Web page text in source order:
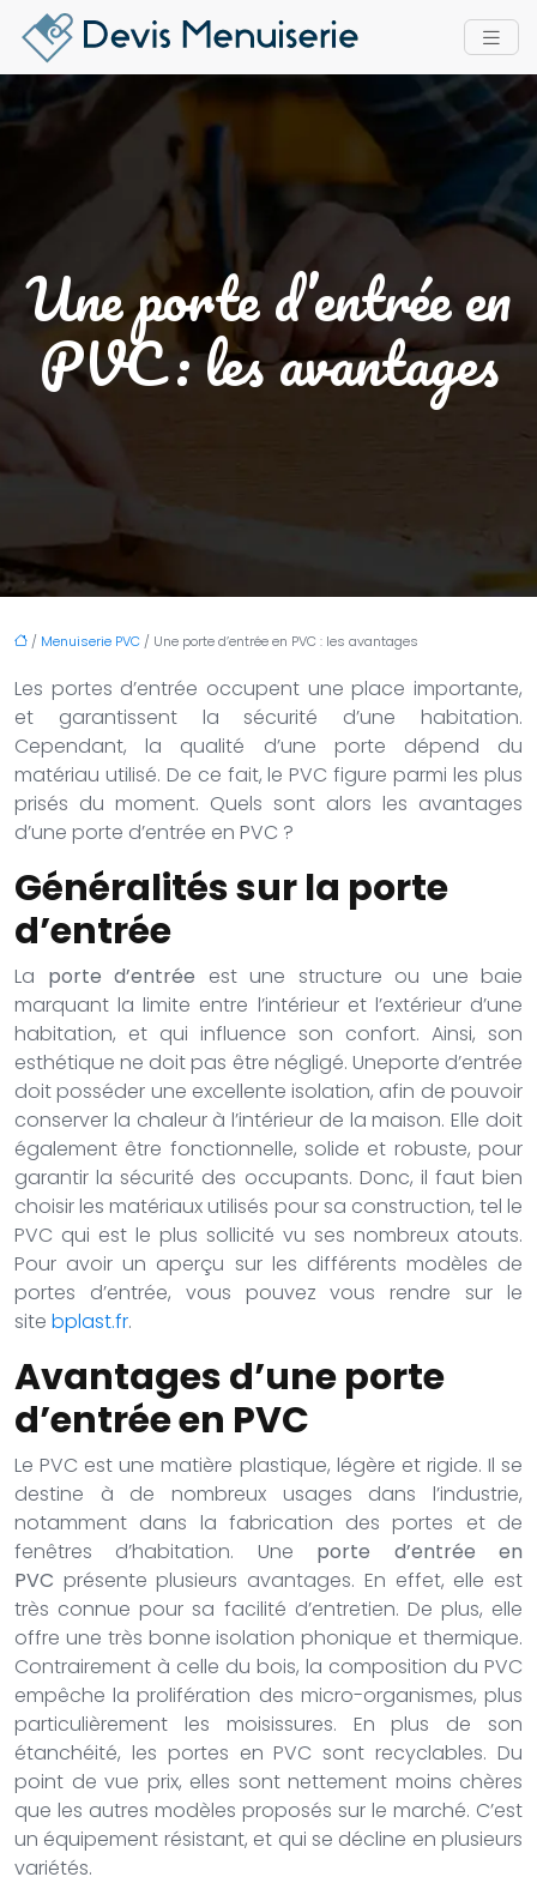
Une porte d’entrée en
PVC : les avantages
/ Menuiserie PVC / Une porte d’entrée en PVC : les avantages
Les portes d’entrée occupent une place importante,
et garantissent la sécurité d’une habitation.
Cependant, la qualité d’une porte dépend du
matériau utilisé. De ce fait, le PVC figure parmi les plus
prisés du moment. Quels sont alors les avantages
d’une porte d’entrée en PVC ?
Généralités sur la porte
d’entrée
La porte d’entrée est une structure ou une baie
marquant la limite entre l’intérieur et l’extérieur d’une
habitation, et qui influence son confort. Ainsi, son
esthétique ne doit pas être négligé. Uneporte d’entrée
doit posséder une excellente isolation, afin de pouvoir
conserver la chaleur à l’intérieur de la maison. Elle doit
également être fonctionnelle, solide et robuste, pour
garantir la sécurité des occupants. Donc, il faut bien
choisir les matériaux utilisés pour sa construction, tel le
PVC qui est le plus sollicité vu ses nombreux atouts.
Pour avoir un aperçu sur les différents modèles de
portes d’entrée, vous pouvez vous rendre sur le
site bplast.fr.
Avantages d’une porte
d’entrée en PVC
Le PVC est une matière plastique, légère et rigide. Il se
destine à de nombreux usages dans l’industrie,
notamment dans la fabrication des portes et de
fenêtres d’habitation. Une porte d’entrée en
PVC présente plusieurs avantages. En effet, elle est
très connue pour sa facilité d’entretien. De plus, elle
offre une très bonne isolation phonique et thermique.
Contrairement à celle du bois, la composition du PVC
empêche la prolifération des micro-organismes, plus
particulièrement les moisissures. En plus de son
étanchéité, les portes en PVC sont recyclables. Du
point de vue prix, elles sont nettement moins chères
que les autres modèles proposés sur le marché. C’est
un équipement résistant, et qui se décline en plusieurs
variétés.